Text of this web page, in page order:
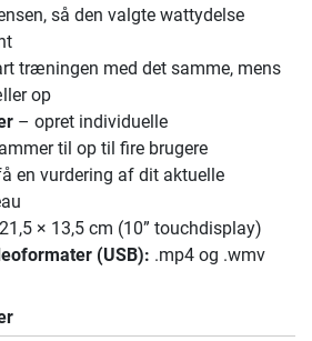
så den valgte wattydelse
træningen med det samme, mens
op
– opret individuelle
til op til fire brugere
en vurdering af dit aktuelle
21,5 × 13,5 cm (10” touchdisplay)
(USB): .mp4 og .wmv